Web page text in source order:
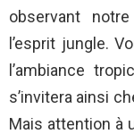
observant
l’esprit jungle.
l’ambiance
s’invitera ainsi
Mais attention à